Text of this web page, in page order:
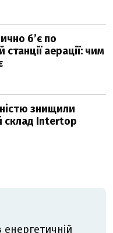
б’є по
станції аерації: чим
знищили
склад Intertop
енергетичній